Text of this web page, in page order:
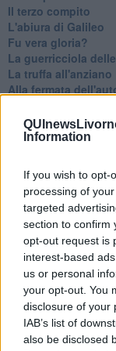
Information
If you wish to opt-
processing of
targeted
section to confirm
opt-out request is
interest-based
us or personal
your opt-out. You
disclosure of your
IAB’s list of
also be disclosed
Il terzo compito
L'abiura di Galileo
Fu vera gloria?
La guerricciola
La truffa all'anziano
Alla fermata
Diseducazione
Foto storica
Nostalgia del
Teste calde
Non avere e non
Armiamoci e...
Da Capodanno a
Schizzi di fango
Sor-riso amaro
Fine anno al
La festa di
Natale 2024
Re e regnanti
A noi interessa il